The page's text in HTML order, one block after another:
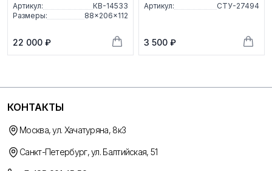
Артикул:
КВ-14533
Размеры:
88×206×112
22 000 ₽
Артикул: СТУ-27494
3 500 ₽
КОНТАКТЫ
Москва, ул. Хачатуряна, 8к3
Санкт-Петербург, ул. Балтийская, 51